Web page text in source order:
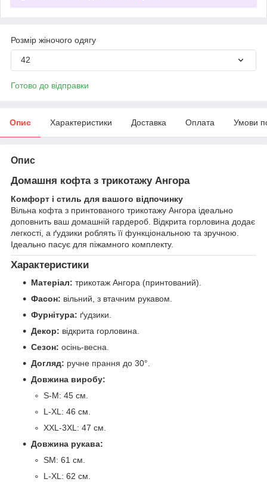
Розмір жіночого одягу
42
Готово до відправки
Опис Характеристики Доставка Оплата Умови
Опис
Домашня кофта з трикотажу Ангора
Комфорт і стиль для вашого відпочинку
Вільна кофта з принтованого трикотажу Ангора ідеально
доповнить ваш домашній гардероб. Відкрита горловина додає
легкості, а ґудзики роблять її функціональною та зручною.
Ідеально пасує для піжамного комплекту.
Характеристики
Матеріал: трикотаж Ангора (принтований).
Фасон: вільний, з втачним рукавом.
Фурнітура: ґудзики.
Декор: відкрита горловина.
Сезон: осінь-весна.
Догляд: ручне прання до 30°.
Довжина виробу:
S-M: 45 см.
L-XL: 46 см.
XXL-3XL: 47 см.
Довжина рукава:
SM: 61 см.
L-XL: 62 см.